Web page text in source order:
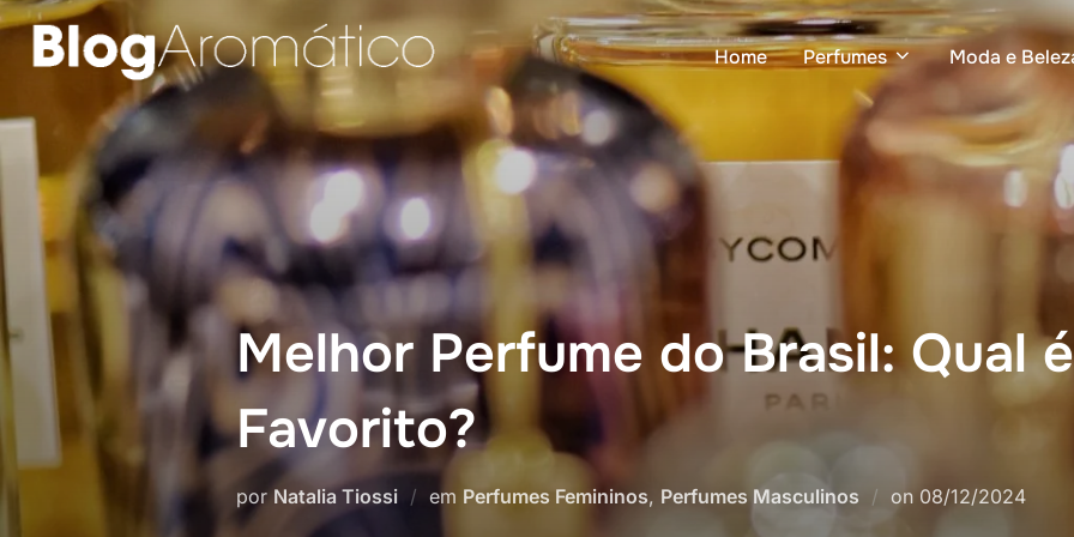
Pular
conteúdo
Home Perfumes Moda e
Melhor Perfume do Brasil: Qual
Favorito?
porNatalia Tiossi em Perfumes Femininos, Perfumes Masculinos on Postado
08/12/2024